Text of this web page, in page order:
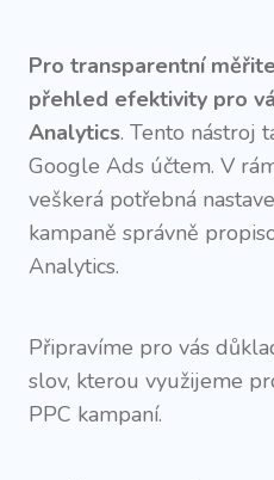
Pro transparentní
přehled efektivity pro
Analytics. Tento nástroj
Google Ads účtem. V
veškerá potřebná
kampaně správně
Analytics.
Připravíme pro vás
slov, kterou využijeme
PPC kampaní.